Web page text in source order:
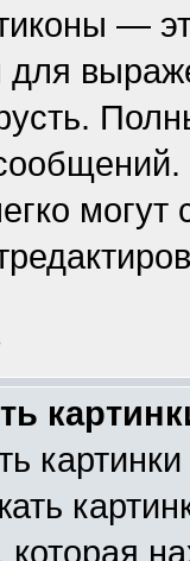
—
которая